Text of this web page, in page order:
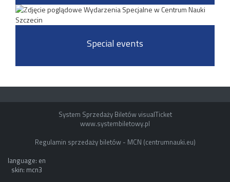
Special events
System Sprzedaży Biletów visualTicket
www.systembiletowy.pl
Regulamin sprzedaży biletów - MCN (centrumnauki.eu)
language: en
skin: mcn3